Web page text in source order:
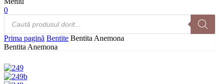
0
Products
search
Prima pagină Bentite Bentita Anemona
Bentita Anemona